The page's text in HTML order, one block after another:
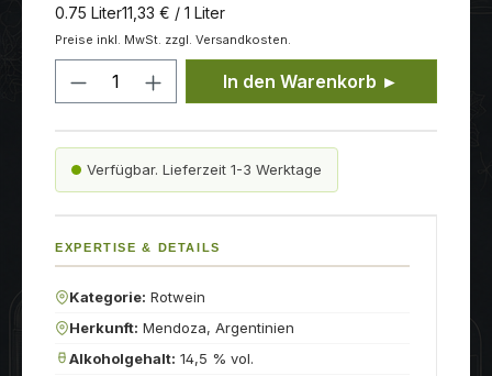
0.75 Liter11,33 € / 1 Liter
Preise inkl. MwSt. zzgl. Versandkosten.
Produkt Anzahl: Gib den
In den Warenkorb ►
Verfügbar. Lieferzeit 1-3 Werktage
EXPERTISE & DETAILS
Kategorie: Rotwein
Herkunft: Mendoza, Argentinien
Alkoholgehalt: 14,5 % vol.